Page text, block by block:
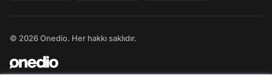
© 2026 Onedio. Her hakkı saklıdır.